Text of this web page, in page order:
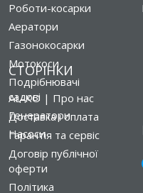
Роботи-косарки
Аератори
Газонокосарки
Мотокоси
Подрібнювачі
садові
Генератори
Насоси
СТОРІНКИ
AL-KO | Про нас
Доставка і оплата
Гарантія та сервіс
Договір публічної
оферти
Політика